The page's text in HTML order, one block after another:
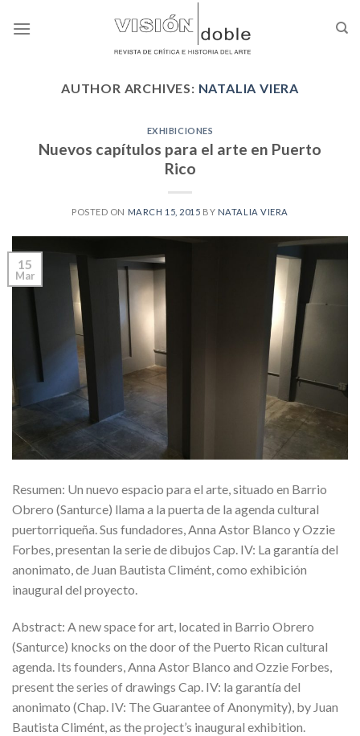
AUTHOR ARCHIVES: NATALIA VIERA
EXHIBICIONES
Nuevos capítulos para el arte en Puerto
Rico
POSTED ON MARCH 15, 2015 BY NATALIA VIERA
15
Mar
Resumen: Un nuevo espacio para el arte, situado en Barrio
Obrero (Santurce) llama a la puerta de la agenda cultural
puertorriqueña. Sus fundadores, Anna Astor Blanco y Ozzie
Forbes, presentan la serie de dibujos Cap. IV: La garantía del
anonimato, de Juan Bautista Climént, como exhibición
inaugural del proyecto.
Abstract: A new space for art, located in Barrio Obrero
(Santurce) knocks on the door of the Puerto Rican cultural
agenda. Its founders, Anna Astor Blanco and Ozzie Forbes,
present the series of drawings Cap. IV: la garantía del
anonimato (Chap. IV: The Guarantee of Anonymity), by Juan
Bautista Climént, as the project’s inaugural exhibition.